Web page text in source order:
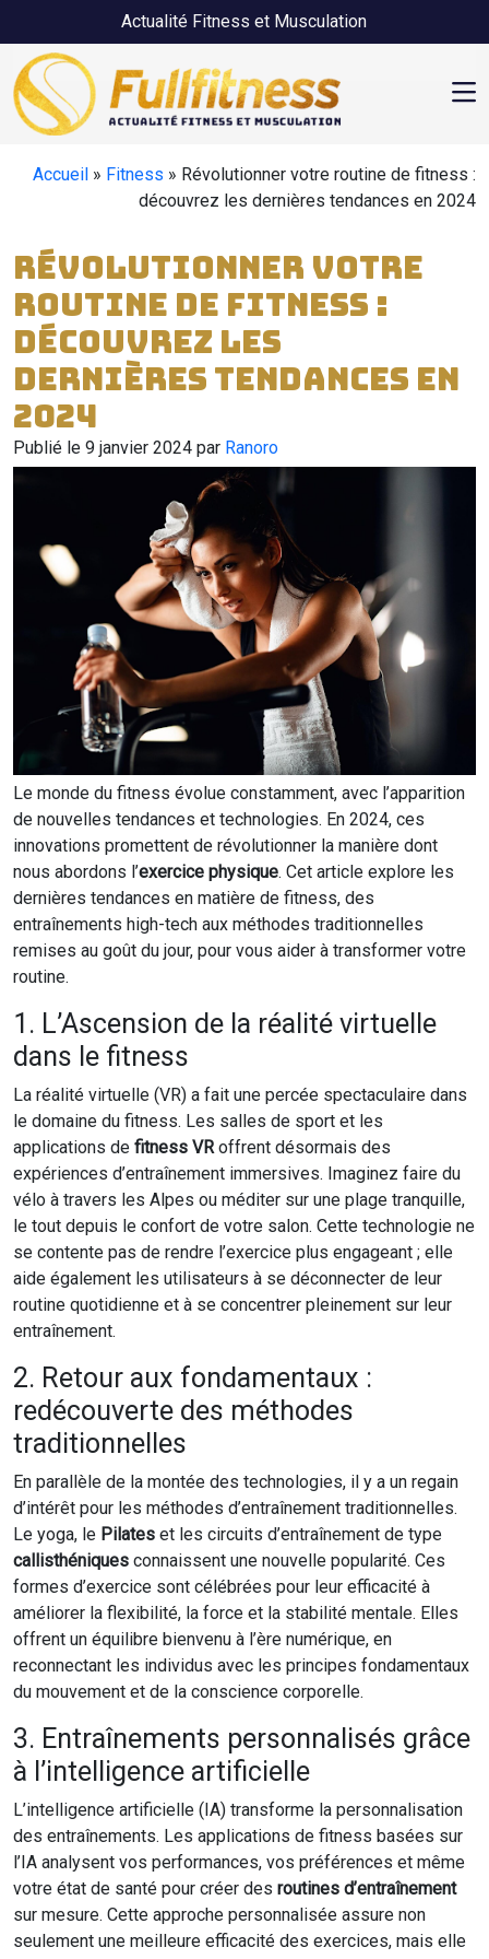
Skip to main contentActualité Fitness et Musculation
Accueil » Fitness » Révolutionner votre routine de fitness :
découvrez les dernières tendances en 2024
Révolutionner votre
routine de fitness :
découvrez les
dernières tendances en
2024
Publié le 9 janvier 2024 par Ranoro
Le monde du fitness évolue constamment, avec l’apparition
de nouvelles tendances et technologies. En 2024, ces
innovations promettent de révolutionner la manière dont
nous abordons l’exercice physique. Cet article explore les
dernières tendances en matière de fitness, des
entraînements high-tech aux méthodes traditionnelles
remises au goût du jour, pour vous aider à transformer votre
routine.
1. L’Ascension de la réalité virtuelle
dans le fitness
La réalité virtuelle (VR) a fait une percée spectaculaire dans
le domaine du fitness. Les salles de sport et les
applications de fitness VRoffrent désormais des
expériences d’entraînement immersives. Imaginez faire du
vélo à travers les Alpes ou méditer sur une plage tranquille,
le tout depuis le confort de votre salon. Cette technologie ne
se contente pas de rendre l’exercice plus engageant ; elle
aide également les utilisateurs à se déconnecter de leur
routine quotidienne et à se concentrer pleinement sur leur
entraînement.
2. Retour aux fondamentaux :
redécouverte des méthodes
traditionnelles
En parallèle de la montée des technologies, il y a un regain
d’intérêt pour les méthodes d’entraînement traditionnelles.
Le yoga, le Pilates et les circuits d’entraînement de type
callisthéniques connaissent une nouvelle popularité. Ces
formes d’exercice sont célébrées pour leur efficacité à
améliorer la flexibilité, la force et la stabilité mentale. Elles
offrent un équilibre bienvenu à l’ère numérique, en
reconnectant les individus avec les principes fondamentaux
du mouvement et de la conscience corporelle.
3. Entraînements personnalisés grâce
à l’intelligence artificielle
L’intelligence artificielle (IA) transforme la personnalisation
des entraînements. Les applications de fitness basées sur
l’IA analysent vos performances, vos préférences et même
votre état de santé pour créer des routines d’entraînement
sur mesure. Cette approche personnalisée assure non
seulement une meilleure efficacité des exercices, mais elle